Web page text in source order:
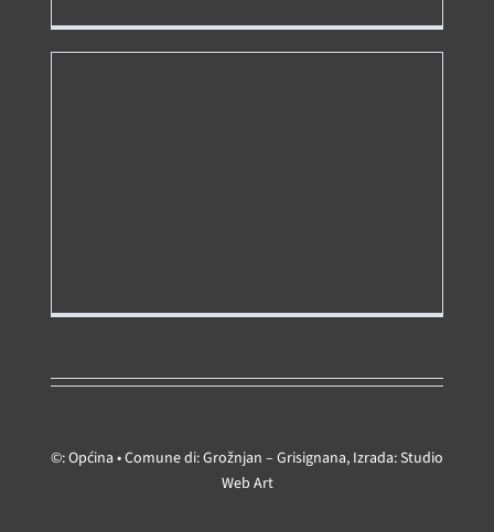
©: Općina • Comune di: Grožnjan – Grisignana, Izrada:Studio
Web Art